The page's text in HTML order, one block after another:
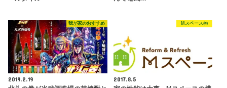
我が家のおすすめ
2019.2.19
Mスペース㈱
2017.8.5